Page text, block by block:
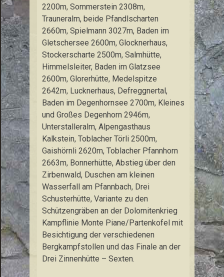
2200m, Sommerstein 2308m,
Trauneralm, beide Pfandlscharten
2660m, Spielmann 3027m, Baden im
Gletschersee 2600m, Glocknerhaus,
Stockerscharte 2500m, Salmhütte,
Himmelsleiter, Baden im Glatzsee
2600m, Glorerhütte, Medelspitze
2642m, Lucknerhaus, Defreggnertal,
Baden im Degenhornsee 2700m, Kleines
und Großes Degenhorn 2946m,
Unterstalleralm, Alpengasthaus
Kalkstein, Toblacher Törli 2500m,
Gaishörnli 2620m, Toblacher Pfannhorn
2663m, Bonnerhütte, Abstieg über den
Zirbenwald, Duschen am kleinen
Wasserfall am Pfannbach, Drei
Schusterhütte, Variante zu den
Schützengräben an der Dolomitenkrieg
Kampflinie Monte Piane/Partenkofel mit
Besichtigung der verschiedenen
Bergkampfstollen und das Finale an der
Drei Zinnenhütte – Sexten.